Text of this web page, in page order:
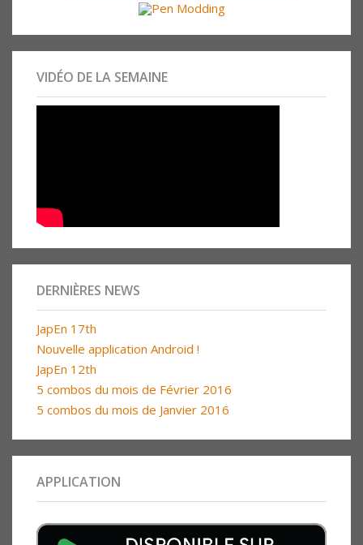
VIDÉO DE LA SEMAINE
DERNIÈRES NEWS
JapEn 17th
Nouvelle application Android !
JapEn 12th
5 combos du mois de Février 2016
5 combos du mois de Janvier 2016
APPLICATION